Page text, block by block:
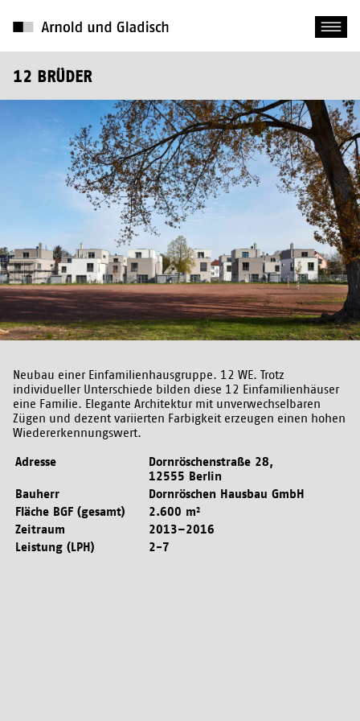
12 BRÜDER
Neubau einer Einfamilienhausgruppe. 12 WE. Trotz
individueller Unterschiede bilden diese 12 Einfamilienhäuser
eine Familie. Elegante Architektur mit unverwechselbaren
Zügen und dezent variierten Farbigkeit erzeugen einen hohen
Wiedererkennungswert.
Adresse
Dornröschenstraße 28,
12555 Berlin
Bauherr
Dornröschen Hausbau GmbH
Fläche BGF (gesamt)
2.600 m²
Zeitraum
2013–2016
Leistung (LPH)
2-7